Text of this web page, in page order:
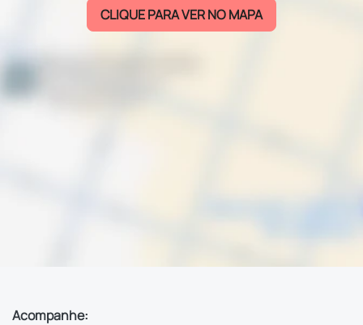
CLIQUE PARA VER NO MAPA
Acompanhe: